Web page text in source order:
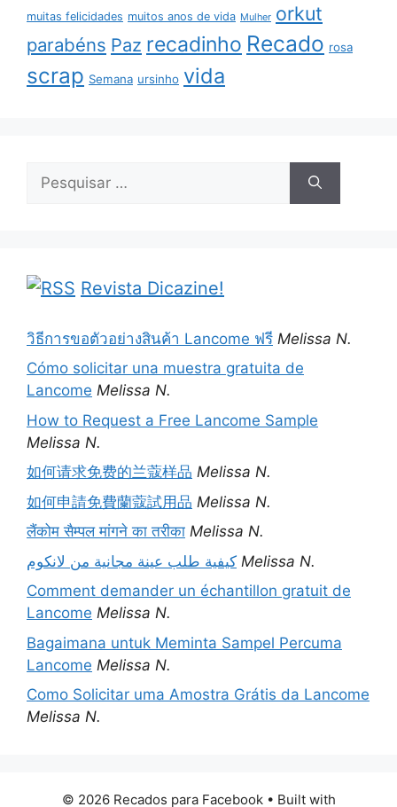
muitas felicidades muitos anos de vida Mulher orkut
parabéns Paz recadinho Recado rosa
scrap Semana ursinho vida
por:
Revista Dicazine!
วิธีการขอตัวอย่างสินค้า Lancome ฟรี Melissa N.
Cómo solicitar una muestra gratuita de
Lancome Melissa N.
How to Request a Free Lancome Sample
Melissa N.
如何请求免费的兰蔻样品 Melissa N.
如何申請免費蘭蔻試用品 Melissa N.
लैंकोम सैम्पल मांगने का तरीका Melissa N.
كيفية طلب عينة مجانية من لانكوم Melissa N.
Comment demander un échantillon gratuit de
Lancome Melissa N.
Bagaimana untuk Meminta Sampel Percuma
Lancome Melissa N.
Como Solicitar uma Amostra Grátis da Lancome
Melissa N.
© 2026 Recados para Facebook• Built with